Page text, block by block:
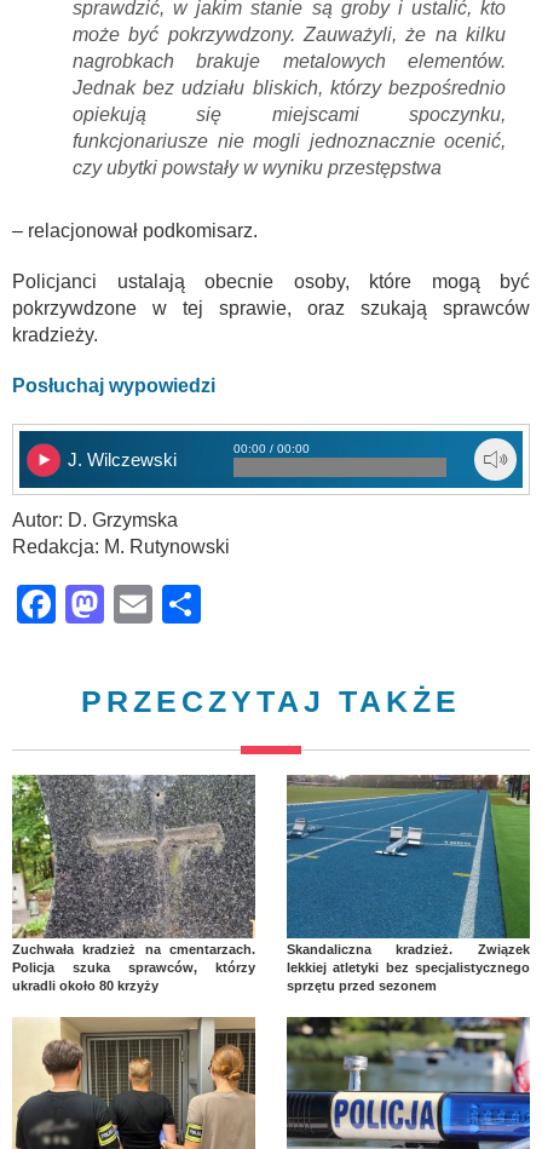
sprawdzić, w jakim stanie są groby i ustalić, kto
może być pokrzywdzony. Zauważyli, że na kilku
nagrobkach brakuje metalowych elementów.
Jednak bez udziału bliskich, którzy bezpośrednio
opiekują się miejscami spoczynku,
funkcjonariusze nie mogli jednoznacznie ocenić,
czy ubytki powstały w wyniku przestępstwa
– relacjonował podkomisarz.
Policjanci ustalają obecnie osoby, które mogą być
pokrzywdzone w tej sprawie, oraz szukają sprawców
kradzieży.
Posłuchaj wypowiedzi
J. Wilczewski
00:00 / 00:00
Autor: D. Grzymska
Redakcja: M. Rutynowski
Facebook
Mastodon
Email
PRZECZYTAJ TAKŻE
Zuchwała kradzież na cmentarzach.
Policja szuka sprawców, którzy
ukradli około 80 krzyży
Skandaliczna kradzież. Związek
lekkiej atletyki bez specjalistycznego
sprzętu przed sezonem